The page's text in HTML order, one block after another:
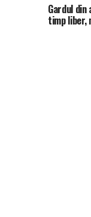
Gardul
timp liber,